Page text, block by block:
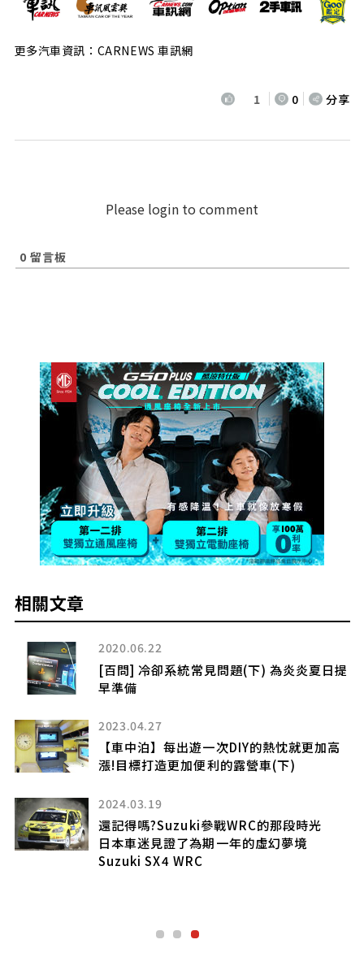
更多汽車資訊：CARNEWS 車訊網
1 0 分享
Please login to comment
0 留言板
相關文章
2020.06.22
[百問] 冷卻系統常見問題(下) 為炎炎夏日提
早準備
2023.04.27
【車中泊】每出遊一次DIY的熱忱就更加高
漲!目標打造更加便利的露營車(下)
2024.03.19
還記得嗎?Suzuki參戰WRC的那段時光
日本車迷見證了為期一年的虛幻夢境
Suzuki SX4 WRC